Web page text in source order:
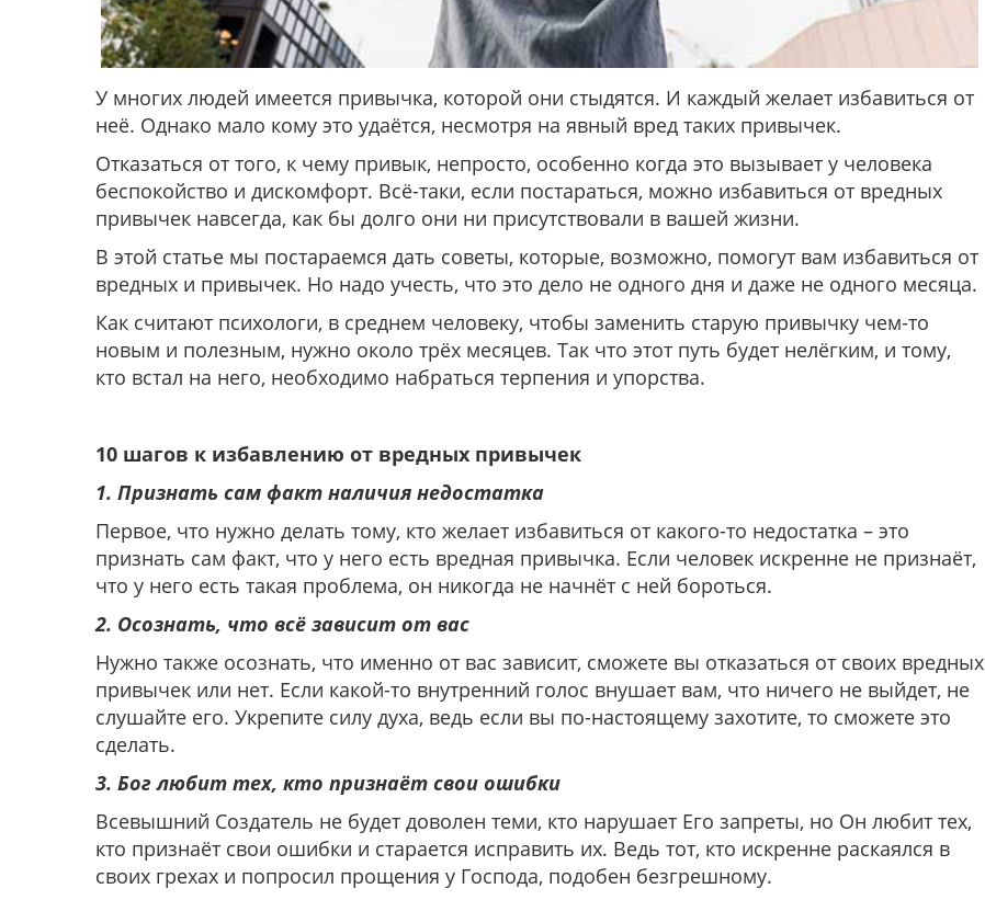
У многих людей имеется привычка, которой они стыдятся. И каждый желает избавиться от
неё. Однако мало кому это удаётся, несмотря на явный вред таких привычек.
Отказаться от того, к чему привык, непросто, особенно когда это вызывает у человека
беспокойство и дискомфорт. Всё-таки, если постараться, можно избавиться от вредных
привычек навсегда, как бы долго они ни присутствовали в вашей жизни.
В этой статье мы постараемся дать советы, которые, возможно, помогут вам избавиться от
вредных и привычек. Но надо учесть, что это дело не одного дня и даже не одного месяца.
Как считают психологи, в среднем человеку, чтобы заменить старую привычку чем-то
новым и полезным, нужно около трёх месяцев. Так что этот путь будет нелёгким, и тому,
кто встал на него, необходимо набраться терпения и упорства.
10 шагов к избавлению от вредных привычек
1. Признать сам факт наличия недостатка
Первое, что нужно делать тому, кто желает избавиться от какого-то недостатка – это
признать сам факт, что у него есть вредная привычка. Если человек искренне не признаёт,
что у него есть такая проблема, он никогда не начнёт с ней бороться.
2. Осознать, что всё зависит от вас
Нужно также осознать, что именно от вас зависит, сможете вы отказаться от своих вредных
привычек или нет. Если какой-то внутренний голос внушает вам, что ничего не выйдет, не
слушайте его. Укрепите силу духа, ведь если вы по-настоящему захотите, то сможете это
сделать.
3. Бог любит тех, кто признаёт свои ошибки
Всевышний Создатель не будет доволен теми, кто нарушает Его запреты, но Он любит тех,
кто признаёт свои ошибки и старается исправить их. Ведь тот, кто искренне раскаялся в
своих грехах и попросил прощения у Господа, подобен безгрешному.